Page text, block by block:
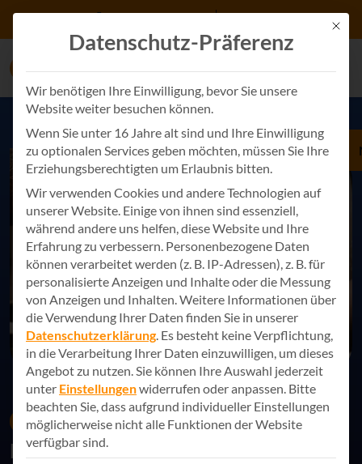
Zum Inhalt springen
News 18. Januar 2023
Digitalisierung des Taufprozesses
Mit
Datenschutz-Präferenz
Wir benötigen Ihre Einwilligung, bevor Sie unsere
Website weiter besuchen können.
Wenn Sie unter 16 Jahre alt sind und Ihre Einwilligung
zu optionalen Services geben möchten, müssen Sie Ihre
Erziehungsberechtigten um Erlaubnis bitten.
Wir verwenden Cookies und andere Technologien auf
unserer Website. Einige von ihnen sind essenziell,
während andere uns helfen, diese Website und Ihre
Erfahrung zu verbessern. Personenbezogene Daten
können verarbeitet werden (z. B. IP-Adressen), z. B. für
personalisierte Anzeigen und Inhalte oder die Messung
von Anzeigen und Inhalten.Weitere Informationen über
die Verwendung Ihrer Daten finden Sie in unserer
Datenschutzerklärung. Es besteht keine Verpflichtung,
in die Verarbeitung Ihrer Daten einzuwilligen, um dieses
Angebot zu nutzen.Sie können Ihre Auswahl jederzeit
unter Einstellungenwiderrufen oder anpassen. Bitte
beachten Sie, dass aufgrund individueller Einstellungen
möglicherweise nicht alle Funktionen der Website
verfügbar sind.